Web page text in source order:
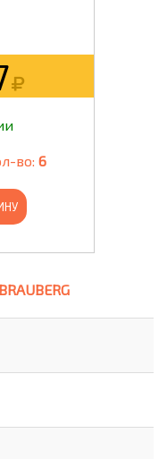
во: 6
BRAUBERG